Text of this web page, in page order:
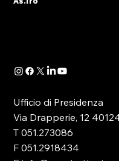
partecipanti
Ufficio di Presidenza
Via Drapperie, 12
T 051.273086
F 051.2918434